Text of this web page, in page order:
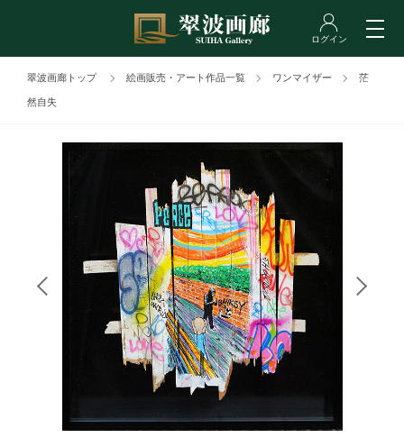
翠波画廊トップ 絵画販売・アート作品一覧 ワンマイザー 茫
然自失